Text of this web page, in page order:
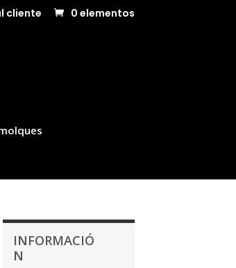
cliente 0 elementos
INFORMACIÓ
N